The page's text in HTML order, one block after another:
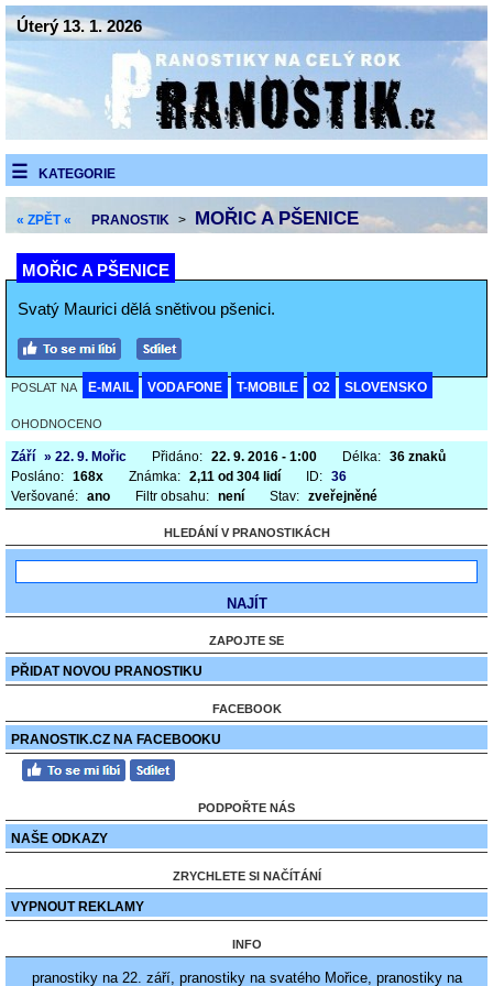
Úterý 13. 1. 2026
KATEGORIE
« ZPĚT « PRANOSTIK > MOŘIC A PŠENICE
MOŘIC A PŠENICE
Svatý Maurici dělá snětivou pšenici.
POSLAT NA E-MAIL VODAFONE T-MOBILE O2 SLOVENSKO
OHODNOCENO
Září » 22. 9. Mořic Přidáno: 22. 9. 2016 - 1:00 Délka: 36 znaků
Posláno: 168x Známka: 2,11 od 304 lidí ID: 36
Veršované: ano Filtr obsahu: není Stav: zveřejněné
HLEDÁNÍ V PRANOSTIKÁCH
ZAPOJTE SE
PŘIDAT NOVOU PRANOSTIKU
FACEBOOK
PRANOSTIK.CZ NA FACEBOOKU
PODPOŘTE NÁS
NAŠE ODKAZY
ZRYCHLETE SI NAČÍTÁNÍ
VYPNOUT REKLAMY
INFO
pranostiky na 22. září, pranostiky na svatého Mořice, pranostiky na